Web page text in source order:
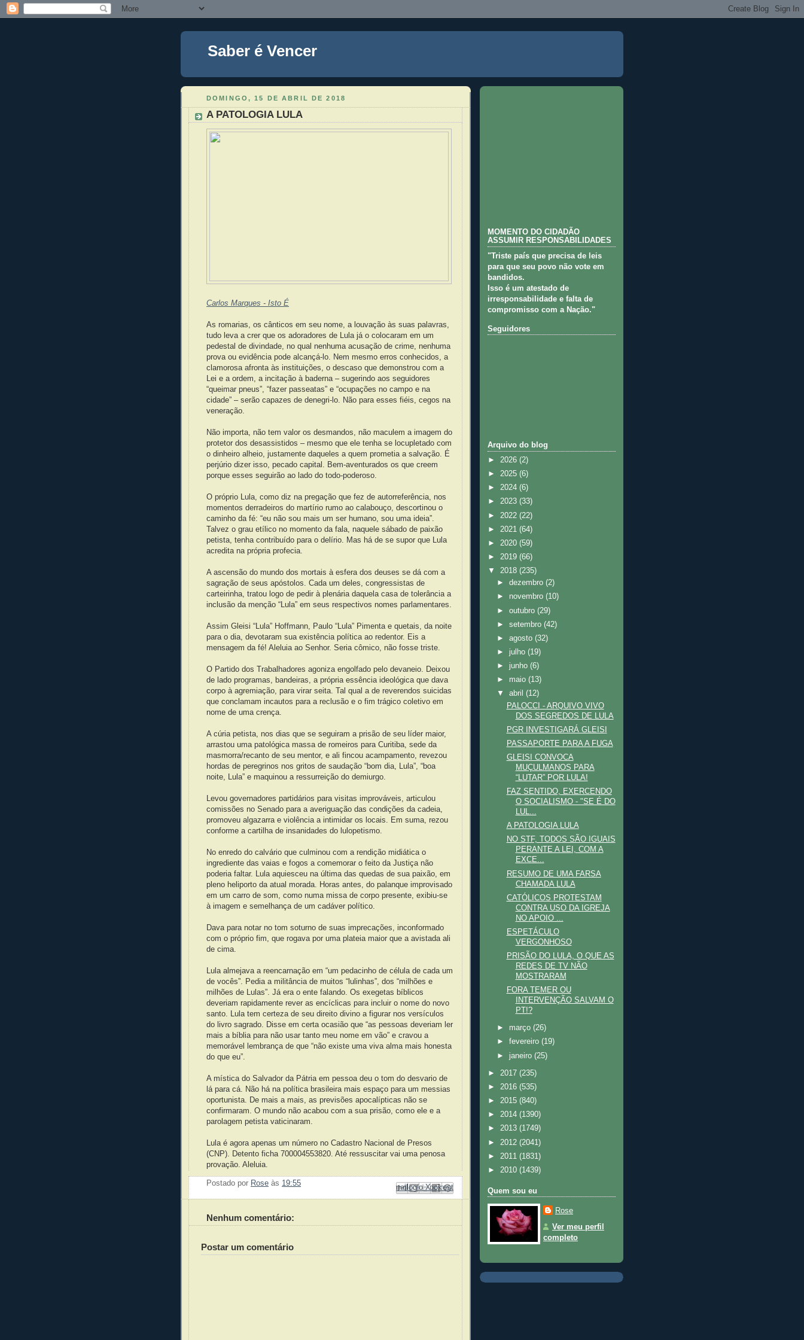
Saber é Vencer
DOMINGO, 15 DE ABRIL DE 2018
A PATOLOGIA LULA
Carlos Marques - Isto É
As romarias, os cânticos em seu nome, a louvação às suas palavras,
tudo leva a crer que os adoradores de Lula já o colocaram em um
pedestal de divindade, no qual nenhuma acusação de crime, nenhuma
prova ou evidência pode alcançá-lo. Nem mesmo erros conhecidos, a
clamorosa afronta às instituições, o descaso que demonstrou com a
Lei e a ordem, a incitação à baderna – sugerindo aos seguidores
“queimar pneus”, “fazer passeatas” e “ocupações no campo e na
cidade” – serão capazes de denegri-lo. Não para esses fiéis, cegos na
veneração.
Não importa, não tem valor os desmandos, não maculem a imagem do
protetor dos desassistidos – mesmo que ele tenha se locupletado com
o dinheiro alheio, justamente daqueles a quem prometia a salvação. É
perjúrio dizer isso, pecado capital. Bem-aventurados os que creem
porque esses seguirão ao lado do todo-poderoso.
O próprio Lula, como diz na pregação que fez de autorreferência, nos
momentos derradeiros do martírio rumo ao calabouço, descortinou o
caminho da fé: “eu não sou mais um ser humano, sou uma ideia”.
Talvez o grau etílico no momento da fala, naquele sábado de paixão
petista, tenha contribuído para o delírio. Mas há de se supor que Lula
acredita na própria profecia.
A ascensão do mundo dos mortais à esfera dos deuses se dá com a
sagração de seus apóstolos. Cada um deles, congressistas de
carteirinha, tratou logo de pedir à plenária daquela casa de tolerância a
inclusão da menção “Lula” em seus respectivos nomes parlamentares.
Assim Gleisi “Lula” Hoffmann, Paulo “Lula” Pimenta e quetais, da noite
para o dia, devotaram sua existência política ao redentor. Eis a
mensagem da fé! Aleluia ao Senhor. Seria cômico, não fosse triste.
O Partido dos Trabalhadores agoniza engolfado pelo devaneio. Deixou
de lado programas, bandeiras, a própria essência ideológica que dava
corpo à agremiação, para virar seita. Tal qual a de reverendos suicidas
que conclamam incautos para a reclusão e o fim trágico coletivo em
nome de uma crença.
A cúria petista, nos dias que se seguiram a prisão de seu líder maior,
arrastou uma patológica massa de romeiros para Curitiba, sede da
masmorra/recanto de seu mentor, e ali fincou acampamento, revezou
hordas de peregrinos nos gritos de saudação “bom dia, Lula”, “boa
noite, Lula” e maquinou a ressurreição do demiurgo.
Levou governadores partidários para visitas improváveis, articulou
comissões no Senado para a averiguação das condições da cadeia,
promoveu algazarra e violência a intimidar os locais. Em suma, rezou
conforme a cartilha de insanidades do lulopetismo.
No enredo do calvário que culminou com a rendição midiática o
ingrediente das vaias e fogos a comemorar o feito da Justiça não
poderia faltar. Lula aquiesceu na última das quedas de sua paixão, em
pleno heliporto da atual morada. Horas antes, do palanque improvisado
em um carro de som, como numa missa de corpo presente, exibiu-se
à imagem e semelhança de um cadáver político.
Dava para notar no tom soturno de suas imprecações, inconformado
com o próprio fim, que rogava por uma plateia maior que a avistada ali
de cima.
Lula almejava a reencarnação em “um pedacinho de célula de cada um
de vocês”. Pedia a militância de muitos “lulinhas”, dos “milhões e
milhões de Lulas”. Já era o ente falando. Os exegetas bíblicos
deveriam rapidamente rever as encíclicas para incluir o nome do novo
santo. Lula tem certeza de seu direito divino a figurar nos versículos
do livro sagrado. Disse em certa ocasião que “as pessoas deveriam ler
mais a bíblia para não usar tanto meu nome em vão” e cravou a
memorável lembrança de que “não existe uma viva alma mais honesta
do que eu”.
A mística do Salvador da Pátria em pessoa deu o tom do desvario de
lá para cá. Não há na política brasileira mais espaço para um messias
oportunista. De mais a mais, as previsões apocalípticas não se
confirmaram. O mundo não acabou com a sua prisão, como ele e a
parolagem petista vaticinaram.
Lula é agora apenas um número no Cadastro Nacional de Presos
(CNP). Detento ficha 700004553820. Até ressuscitar vai uma penosa
provação. Aleluia.
Postado por Rose às 19:55 Enviar por e-mail
Postar no blog!
Compartilhar no X
Compartilhar no Facebook
Compartilhar com o Pinterest
Nenhum comentário:
Postar um comentário
MOMENTO DO CIDADÃO
ASSUMIR RESPONSABILIDADES
"Triste país que precisa de leis
para que seu povo não vote em
bandidos.
Isso é um atestado de
irresponsabilidade e falta de
compromisso com a Nação."
Seguidores
Arquivo do blog
► 2026 (2)
► 2025 (6)
► 2024 (6)
► 2023 (33)
► 2022 (22)
► 2021 (64)
► 2020 (59)
► 2019 (66)
▼ 2018 (235)
►dezembro(2)
► novembro(10)
►outubro(29)
►setembro(42)
►agosto(32)
► julho(19)
► junho(6)
► maio(13)
▼abril(12)
PALOCCI - ARQUIVO VIVO
DOS SEGREDOS DE LULA
PGR INVESTIGARÁ GLEISI
PASSAPORTE PARA A FUGA
GLEISI CONVOCA
MUÇULMANOS PARA
“LUTAR” POR LULA!
FAZ SENTIDO, EXERCENDO
O SOCIALISMO - "SE É DO
LUL...
A PATOLOGIA LULA
NO STF, TODOS SÃO IGUAIS
PERANTE A LEI, COM A
EXCE...
RESUMO DE UMA FARSA
CHAMADA LULA
CATÓLICOS PROTESTAM
CONTRA USO DA IGREJA
NO APOIO ...
ESPETÁCULO
VERGONHOSO
PRISÃO DO LULA, O QUE AS
REDES DE TV NÃO
MOSTRARAM
FORA TEMER OU
INTERVENÇÃO SALVAM O
PT!?
► março(26)
►fevereiro(19)
► janeiro(25)
► 2017 (235)
► 2016 (535)
► 2015 (840)
► 2014 (1390)
► 2013 (1749)
► 2012 (2041)
► 2011 (1831)
► 2010 (1439)
Quem sou eu
Rose
Ver meu perfil
completo